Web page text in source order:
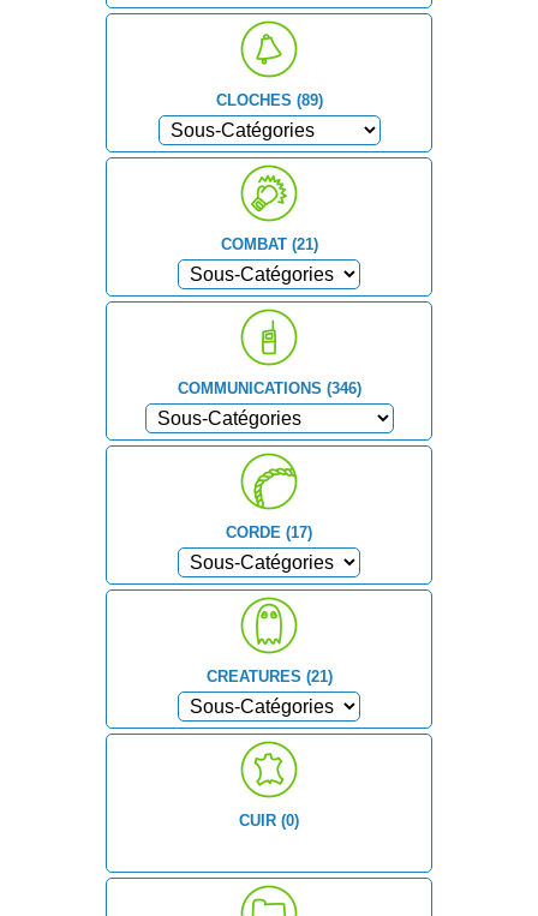
CLOCHES (89)
COMBAT (21)
COMMUNICATIONS (346)
CORDE (17)
CREATURES (21)
CUIR (0)